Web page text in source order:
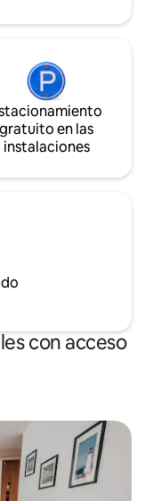
gratuito en las
instalaciones
con acceso